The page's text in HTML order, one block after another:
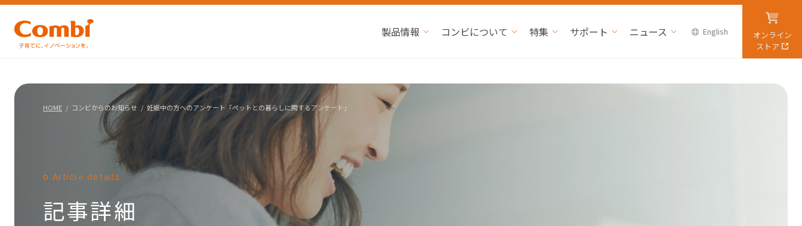
製品情報 コンビについて 特集 サポート ニュース English
オンライン
ストア
HOME コンビからのお知らせ 妊娠中の方へのアンケート「ペットとの暮らしに関するアンケート」
Article details
記事詳細